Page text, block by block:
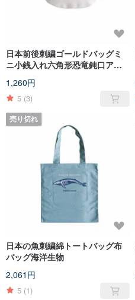
日本前後刺繍ゴールドバッグミ
ニ小銭入れ六角形恐竜鈍口アホ
1,260円
5 (3)
売り切れ
日本の魚刺繍綿トートバッグ布
バッグ海洋生物
2,061円
5 (1)